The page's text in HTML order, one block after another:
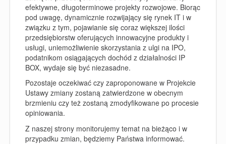
efektywne, długoterminowe projekty rozwojowe. Biorąc
pod uwagę, dynamicznie rozwijający się rynek IT i w
związku z tym, pojawianie się coraz większej ilości
przedsiębiorstw oferujących innowacyjne produkty i
usługi, uniemożliwienie skorzystania z ulgi na IPO,
podatnikom osiągających dochód z działalności IP
BOX, wydaje się być niezasadne.
Pozostaje oczekiwać czy zaproponowane w Projekcie
Ustawy zmiany zostaną zatwierdzone w obecnym
brzmieniu czy też zostaną zmodyfikowane po procesie
opiniowania.
Z naszej strony monitorujemy temat na bieżąco i w
przypadku zmian, będziemy Państwa informować.